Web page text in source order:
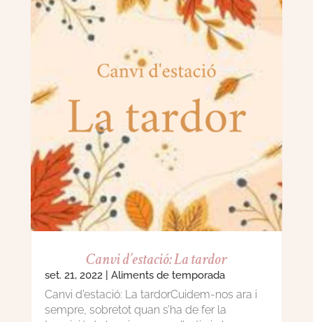
Canvi d’estació: La tardor
set. 21, 2022| Aliments de temporada
Canvi d’estació: La tardorCuidem-nos ara i
sempre, sobretot quan s’ha de fer la